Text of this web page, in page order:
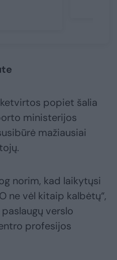
popiet šalia
ministerijos
mažiausiai
norim, kad laikytųsi
ne vėl kitaip kalbėtų“,
verslo
profesijos